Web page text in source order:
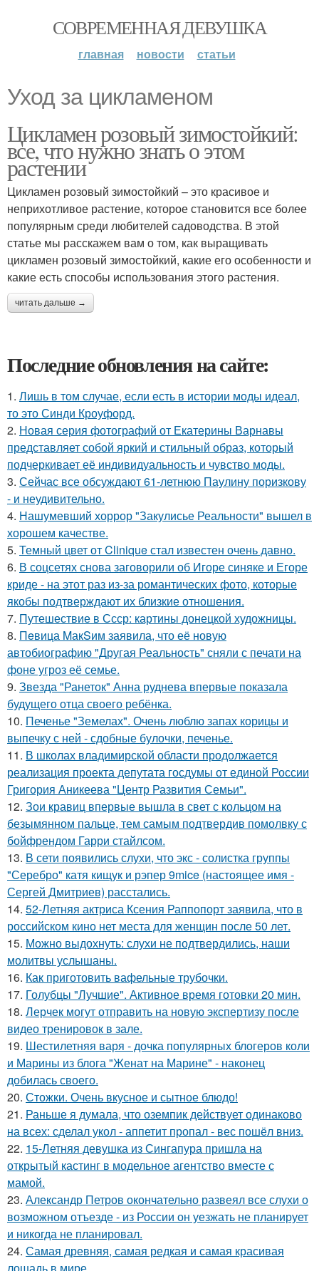
СОВРЕМЕННАЯ ДЕВУШКА
главная новости статьи
Уход за цикламеном
Цикламен розовый зимостойкий:
все, что нужно знать о этом
растении
Цикламен розовый зимостойкий – это красивое и
неприхотливое растение, которое становится все более
популярным среди любителей садоводства. В этой
статье мы расскажем вам о том, как выращивать
цикламен розовый зимостойкий, какие его особенности и
какие есть способы использования этого растения.
читать дальше →
Последние обновления на сайте:
1. Лишь в том случае, если есть в истории моды идеал,
то это Синди Кроуфорд.
2. Новая серия фотографий от Екатерины Варнавы
представляет собой яркий и стильный образ, который
подчеркивает её индивидуальность и чувство моды.
3. Сейчас все обсуждают 61-летнюю Паулину поризкову
- и неудивительно.
4. Нашумевший хоррор "Закулисье Реальности" вышел в
хорошем качестве.
5. Темный цвет от Clinique стал известен очень давно.
6. В соцсетях снова заговорили об Игоре синяке и Егоре
криде - на этот раз из-за романтических фото, которые
якобы подтверждают их близкие отношения.
7. Путешествие в Ссср: картины донецкой художницы.
8. Пeвица MакSим заявила, что её новую
автобиографию "Другая Реальность" сняли с печати на
фоне угроз её семье.
9. Звезда "Ранеток" Анна руднева впервые показала
будущего отца своего ребёнка.
10. Печенье "Земелах". Очень люблю запах корицы и
выпечку с ней - сдобные булочки, печенье.
11. В школах владимирской области продолжается
реализация проекта депутата госдумы от единой России
Григория Аникеева "Центр Развития Семьи".
12. Зои кравиц впервые вышла в свет с кольцом на
безымянном пальце, тем самым подтвердив помолвку с
бойфрендом Гарри стайлсом.
13. В сети появились слухи, что экс - солистка группы
"Серебро" катя кищук и рэпер 9mice (настоящее имя -
Сергей Дмитриев) расстались.
14. 52-Летняя актриса Ксения Раппопорт заявила, что в
российском кино нет места для женщин после 50 лет.
15. Можно выдохнуть: слухи не подтвердились, наши
молитвы услышаны.
16. Как приготовить вафельные трубочки.
17. Голубцы "Лучшие". Активное время готовки 20 мин.
18. Лерчек могут отправить на новую экспертизу после
видео тренировок в зале.
19. Шестилетняя варя - дочка популярных блогеров коли
и Марины из блога "Женат на Марине" - наконец
добилась своего.
20. Стожки. Очень вкусное и сытное блюдо!
21. Раньше я думала, что оземпик действует одинаково
на всех: сделал укол - аппетит пропал - вес пошёл вниз.
22. 15-Летняя девушка из Сингапура пришла на
открытый кастинг в модельное агентство вместе с
мамой.
23. Александр Петров окончательно развеял все слухи о
возможном отъезде - из России он уезжать не планирует
и никогда не планировал.
24. Самая древняя, самая редкая и самая красивая